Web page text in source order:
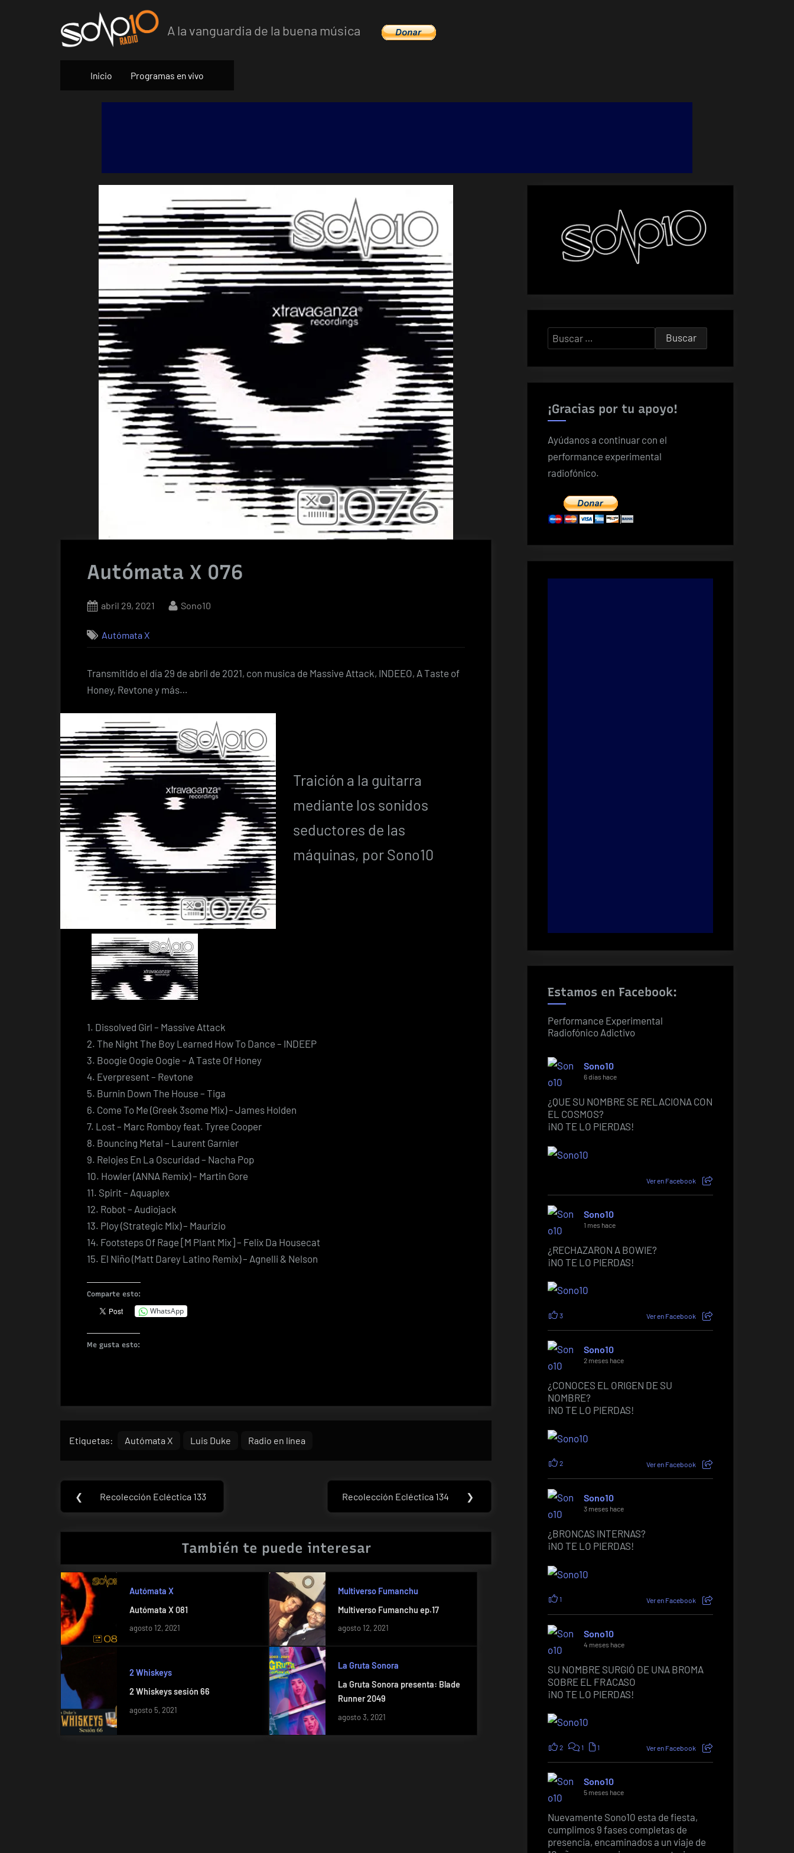
A la vanguardia de la buena música
Inicio Programas en vivo
Autómata X 076
Posted
abril 29, 2021 By
Sono10
Autómata X
Transmitido el día 29 de abril de 2021, con musica de Massive Attack, INDEEO, A Taste of
Honey, Revtone y más…
Traición a la guitarra
mediante los sonidos
seductores de las
máquinas, por Sono10
1. Dissolved Girl – Massive Attack
2. The Night The Boy Learned How To Dance – INDEEP
3. Boogie Oogie Oogie – A Taste Of Honey
4. Everpresent – Revtone
5. Burnin Down The House – Tiga
6. Come To Me (Greek 3some Mix) – James Holden
7. Lost – Marc Romboy feat. Tyree Cooper
8. Bouncing Metal – Laurent Garnier
9. Relojes En La Oscuridad – Nacha Pop
10. Howler (ANNA Remix) – Martin Gore
11. Spirit – Aquaplex
12. Robot – Audiojack
13. Ploy (Strategic Mix) – Maurizio
14. Footsteps Of Rage [M Plant Mix] – Felix Da Housecat
15. El Niño (Matt Darey Latino Remix) – Agnelli & Nelson
Comparte esto:
WhatsApp
Me gusta esto:
Etiquetas: Autómata X Luis Duke Radio en línea
Navegación
de
❮
Previous
Recolección Ecléctica 133
Next
Recolección Ecléctica 134 ❯
También te puede interesar
Autómata X
Autómata X 081
agosto 12, 2021
Multiverso Fumanchu
Multiverso Fumanchu ep.17
agosto 12, 2021
2 Whiskeys
2 Whiskeys sesión 66
agosto 5, 2021
La Gruta Sonora
La Gruta Sonora presenta: Blade
Runner 2049
agosto 3, 2021
Buscar:
¡Gracias por tu apoyo!
Ayúdanos a continuar con el
performance experimental
radiofónico.
Estamos en Facebook:
Performance Experimental
Radiofónico Adictivo
Sono10
6 días hace
¿QUE SU NOMBRE SE RELACIONA CON
EL COSMOS?
¡NO TE LO PIERDAS!
Ver en Facebook
Sono10
1 mes hace
¿RECHAZARON A BOWIE?
¡NO TE LO PIERDAS!
3 Ver en Facebook
Sono10
2 meses hace
¿CONOCES EL ORIGEN DE SU
NOMBRE?
¡NO TE LO PIERDAS!
2 Ver en Facebook
Sono10
3 meses hace
¿BRONCAS INTERNAS?
¡NO TE LO PIERDAS!
1 Ver en Facebook
Sono10
4 meses hace
SU NOMBRE SURGIÓ DE UNA BROMA
SOBRE EL FRACASO
¡NO TE LO PIERDAS!
2 1 1 Ver en Facebook
Sono10
5 meses hace
Nuevamente Sono10 esta de fiesta,
cumplimos 9 fases completas de
presencia, encaminados a un viaje de